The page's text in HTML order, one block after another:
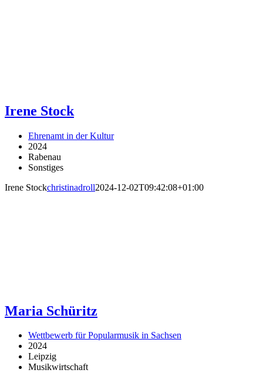
Irene Stock
Ehrenamt in der Kultur
2024
Rabenau
Sonstiges
Irene Stockchristinadroll2024-12-02T09:42:08+01:00
Maria Schüritz
Wettbewerb für Popularmusik in Sachsen
2024
Leipzig
Musikwirtschaft